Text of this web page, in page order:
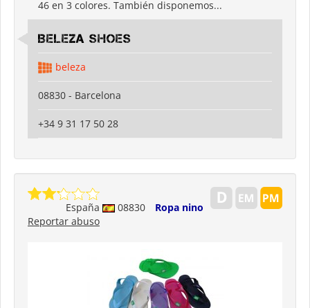
46 en 3 colores. También disponemos...
Beleza shoes
beleza
08830 - Barcelona
+34 9 31 17 50 28
España 08830
Ropa nino
Reportar abuso